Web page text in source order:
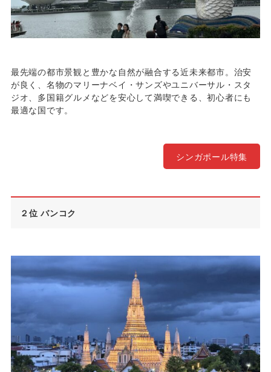
最先端の都市景観と豊かな自然が融合する近未来都市。治安
が良く、名物のマリーナベイ・サンズやユニバーサル・スタ
ジオ、多国籍グルメなどを安心して満喫できる、初心者にも
最適な国です。
シンガポール特集
２位 バンコク